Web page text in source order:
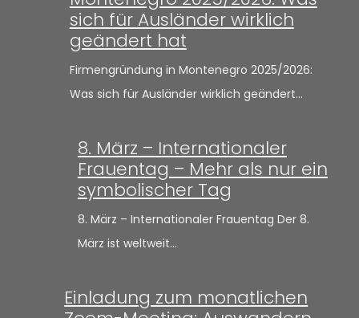
sich für Ausländer wirklich
geändert hat
Firmengründung in Montenegro 2025/2026:
Was sich für Ausländer wirklich geändert…
8. März – Internationaler
Frauentag – Mehr als nur ein
symbolischer Tag
8. März – Internationaler Frauentag Der 8.
März ist weltweit…
Einladung zum monatlichen